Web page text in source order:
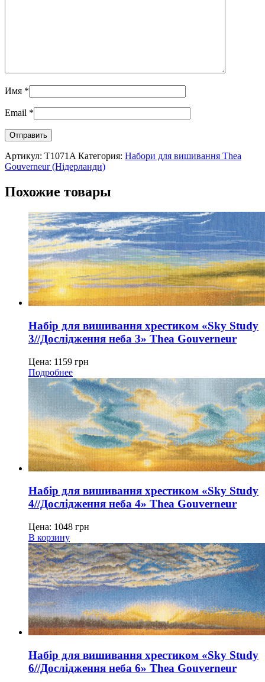
Имя *
Email *
Артикул: T1071A Категория: Набори для вишивання Thea
Gouverneur (Нідерланди)
Похожие товары
Набір для вишивання хрестиком «Sky Study
3//Дослідження неба 3» Thea Gouverneur
Цена: 1159 грн
Подробнее
Набір для вишивання хрестиком «Sky Study
4//Дослідження неба 4» Thea Gouverneur
Цена: 1048 грн
В корзину
Набір для вишивання хрестиком «Sky Study
6//Дослідження неба 6» Thea Gouverneur